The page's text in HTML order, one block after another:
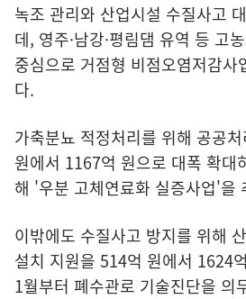
녹조 관리와 산업시설 수질사고
데, 영주·남강·평림댐 유역 등 고
중심으로 거점형 비점오염저감사
다.
가축분뇨 적정처리를 위해 공공
원에서 1167억 원으로 대폭 확대
해 '우분 고체연료화 실증사업'을
이밖에도 수질사고 방지를 위해
설치 지원을 514억 원에서 1624
1월부터 폐수관로 기술진단을 의